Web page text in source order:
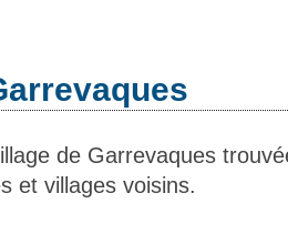
de Garrevaques
et villages voisins.